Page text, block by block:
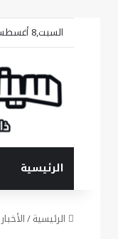
السبت,8 أغسطس 2026
الرئيسية
الرئيسية/الأخبار